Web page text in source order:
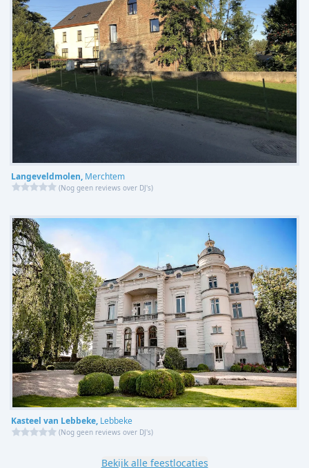
Langeveldmolen, Merchtem
(Nog geen reviews over DJ's)
Kasteel van Lebbeke, Lebbeke
(Nog geen reviews over DJ's)
Bekijk alle feestlocaties